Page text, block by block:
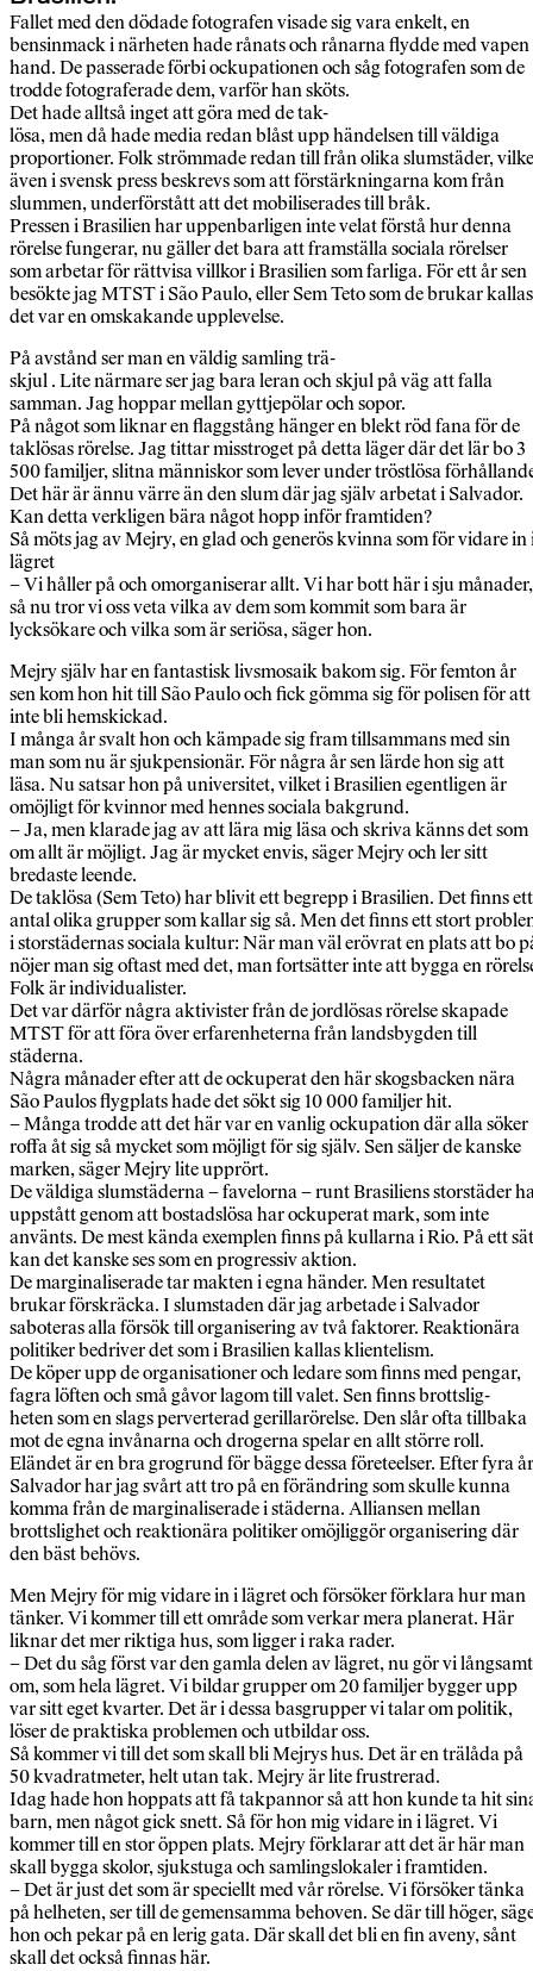
Fallet med den dödade fotografen visade sig vara enkelt, en
bensinmack i närheten hade rånats och rånarna flydde med vapen
hand. De passerade förbi ockupationen och såg fotografen som de
trodde fotograferade dem, varför han sköts.
Det hade alltså inget att göra med de tak-
lösa, men då hade media redan blåst upp händelsen till väldiga
proportioner. Folk strömmade redan till från olika slumstäder,
även i svensk press beskrevs som att förstärkningarna kom från
slummen, underförstått att det mobiliserades till bråk.
Pressen i Brasilien har uppenbarligen inte velat förstå hur denna
rörelse fungerar, nu gäller det bara att framställa sociala rörelser
som arbetar för rättvisa villkor i Brasilien som farliga. För ett år sen
besökte jag MTST i São Paulo, eller Sem Teto som de brukar
det var en omskakande upplevelse.
På avstånd ser man en väldig samling trä-
skjul . Lite närmare ser jag bara leran och skjul på väg att falla
samman. Jag hoppar mellan gyttjepölar och sopor.
På något som liknar en flaggstång hänger en blekt röd fana för de
taklösas rörelse. Jag tittar misstroget på detta läger där det lär bo 3
500 familjer, slitna människor som lever under tröstlösa
Det här är ännu värre än den slum där jag själv arbetat i Salvador.
Kan detta verkligen bära något hopp inför framtiden?
Så möts jag av Mejry, en glad och generös kvinna som för vidare in
lägret
– Vi håller på och omorganiserar allt. Vi har bott här i sju månader,
så nu tror vi oss veta vilka av dem som kommit som bara är
lycksökare och vilka som är seriösa, säger hon.
Mejry själv har en fantastisk livsmosaik bakom sig. För femton år
sen kom hon hit till São Paulo och fick gömma sig för polisen för att
inte bli hemskickad.
I många år svalt hon och kämpade sig fram tillsammans med sin
man som nu är sjukpensionär. För några år sen lärde hon sig att
läsa. Nu satsar hon på universitet, vilket i Brasilien egentligen är
omöjligt för kvinnor med hennes sociala bakgrund.
– Ja, men klarade jag av att lära mig läsa och skriva känns det som
om allt är möjligt. Jag är mycket envis, säger Mejry och ler sitt
bredaste leende.
De taklösa (Sem Teto) har blivit ett begrepp i Brasilien. Det finns ett
antal olika grupper som kallar sig så. Men det finns ett stort
i storstädernas sociala kultur: När man väl erövrat en plats att bo
nöjer man sig oftast med det, man fortsätter inte att bygga en
Folk är individualister.
Det var därför några aktivister från de jordlösas rörelse skapade
MTST för att föra över erfarenheterna från landsbygden till
städerna.
Några månader efter att de ockuperat den här skogsbacken nära
São Paulos flygplats hade det sökt sig 10 000 familjer hit.
– Många trodde att det här var en vanlig ockupation där alla söker
roffa åt sig så mycket som möjligt för sig själv. Sen säljer de kanske
marken, säger Mejry lite upprört.
De väldiga slumstäderna – favelorna – runt Brasiliens storstäder
uppstått genom att bostadslösa har ockuperat mark, som inte
använts. De mest kända exemplen finns på kullarna i Rio. På ett
kan det kanske ses som en progressiv aktion.
De marginaliserade tar makten i egna händer. Men resultatet
brukar förskräcka. I slumstaden där jag arbetade i Salvador
saboteras alla försök till organisering av två faktorer. Reaktionära
politiker bedriver det som i Brasilien kallas klientelism.
De köper upp de organisationer och ledare som finns med pengar,
fagra löften och små gåvor lagom till valet. Sen finns brottslig-
heten som en slags perverterad gerillarörelse. Den slår ofta tillbaka
mot de egna invånarna och drogerna spelar en allt större roll.
Eländet är en bra grogrund för bägge dessa företeelser. Efter fyra
Salvador har jag svårt att tro på en förändring som skulle kunna
komma från de marginaliserade i städerna. Alliansen mellan
brottslighet och reaktionära politiker omöjliggör organisering där
den bäst behövs.
Men Mejry för mig vidare in i lägret och försöker förklara hur man
tänker. Vi kommer till ett område som verkar mera planerat. Här
liknar det mer riktiga hus, som ligger i raka rader.
– Det du såg först var den gamla delen av lägret, nu gör vi långsamt
om, som hela lägret. Vi bildar grupper om 20 familjer bygger upp
var sitt eget kvarter. Det är i dessa basgrupper vi talar om politik,
löser de praktiska problemen och utbildar oss.
Så kommer vi till det som skall bli Mejrys hus. Det är en trälåda på
50 kvadratmeter, helt utan tak. Mejry är lite frustrerad.
Idag hade hon hoppats att få takpannor så att hon kunde ta hit
barn, men något gick snett. Så för hon mig vidare in i lägret. Vi
kommer till en stor öppen plats. Mejry förklarar att det är här man
skall bygga skolor, sjukstuga och samlingslokaler i framtiden.
– Det är just det som är speciellt med vår rörelse. Vi försöker tänka
på helheten, ser till de gemensamma behoven. Se där till höger,
hon och pekar på en lerig gata. Där skall det bli en fin aveny, sånt
skall det också finnas här.